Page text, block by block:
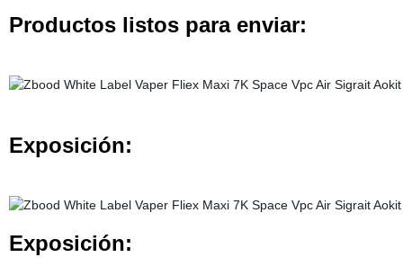
Productos listos para enviar:
Exposición:
Exposición: